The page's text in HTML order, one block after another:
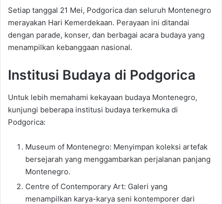
Setiap tanggal 21 Mei, Podgorica dan seluruh Montenegro
merayakan Hari Kemerdekaan. Perayaan ini ditandai
dengan parade, konser, dan berbagai acara budaya yang
menampilkan kebanggaan nasional.
Institusi Budaya di Podgorica
Untuk lebih memahami kekayaan budaya Montenegro,
kunjungi beberapa institusi budaya terkemuka di
Podgorica:
Museum of Montenegro: Menyimpan koleksi artefak
bersejarah yang menggambarkan perjalanan panjang
Montenegro.
Centre of Contemporary Art: Galeri yang
menampilkan karya-karya seni kontemporer dari